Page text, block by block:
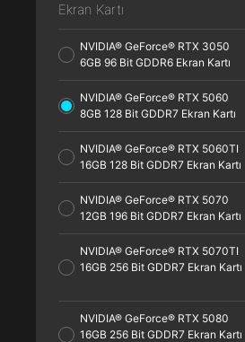
Ekran Kartı
NVIDIA® GeForce® RTX 3050
6GB 96 Bit GDDR6 Ekran Kartı
NVIDIA® GeForce® RTX 5060
8GB 128 Bit GDDR7 Ekran Kartı
NVIDIA® GeForce® RTX 5060TI
16GB 128 Bit GDDR7 Ekran Kartı
NVIDIA® GeForce® RTX 5070
12GB 196 Bit GDDR7 Ekran Kartı
NVIDIA® GeForce® RTX 5070TI
16GB 256 Bit GDDR7 Ekran Kartı
NVIDIA® GeForce® RTX 5080
16GB 256 Bit GDDR7 Ekran Kartı